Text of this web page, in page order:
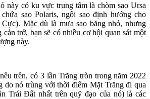
này có ku vực trung tâm là chòm sao Ursa
sao Polaris, ngôi sao định hướng cho
Mặc dù là mưa sao băng nhỏ, nhưng
trở, bạn sẽ có nhiều cơ hội quan sát một
này.
trên, có 3 lần Trăng tròn trong năm 2022
do nó trùng với thời điểm Mặt Trăng đi qua
Trái Đất nhất trên quỹ đạo của nó) là các